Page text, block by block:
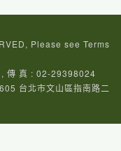
Please see Terms
傳 真 : 02-29398024
台北市文山區指南路二